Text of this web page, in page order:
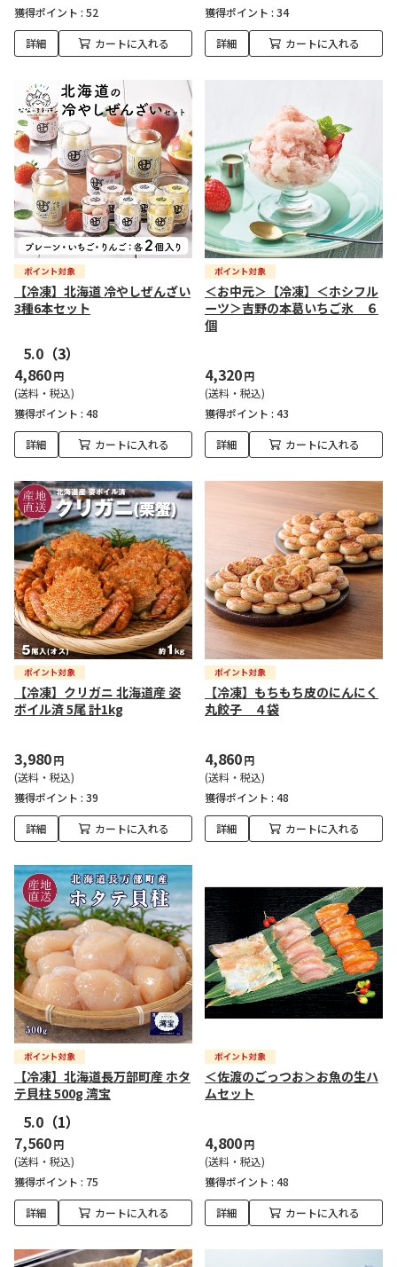
獲得ポイント : 52
詳細 カートに入れる
獲得ポイント : 34
詳細 カートに入れる
【冷凍】北海道 冷やしぜんざい
3種6本セット
5.0 （3）
4,860円
(送料・税込)
獲得ポイント : 48
詳細 カートに入れる
＜お中元＞【冷凍】＜ホシフル
ーツ＞吉野の本葛いちご氷 ６
個
4,320円
(送料・税込)
獲得ポイント : 43
詳細 カートに入れる
【冷凍】クリガニ 北海道産 姿
ボイル済 5尾 計1kg
3,980円
(送料・税込)
獲得ポイント : 39
詳細 カートに入れる
【冷凍】もちもち皮のにんにく
丸餃子 ４袋
4,860円
(送料・税込)
獲得ポイント : 48
詳細 カートに入れる
【冷凍】北海道長万部町産 ホタ
テ貝柱 500g 湾宝
5.0 （1）
7,560円
(送料・税込)
獲得ポイント : 75
詳細 カートに入れる
＜佐渡のごっつお＞お魚の生ハ
ムセット
4,800円
(送料・税込)
獲得ポイント : 48
詳細 カートに入れる